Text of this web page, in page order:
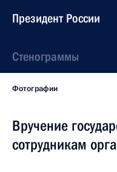
Президент России
Стенограммы
Фотографии
Вручение
сотрудникам